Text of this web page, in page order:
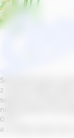
Smícháním piva s
z našich sládků
segmentu na bázi
naše portfolio Cool
0
a z nealko řady